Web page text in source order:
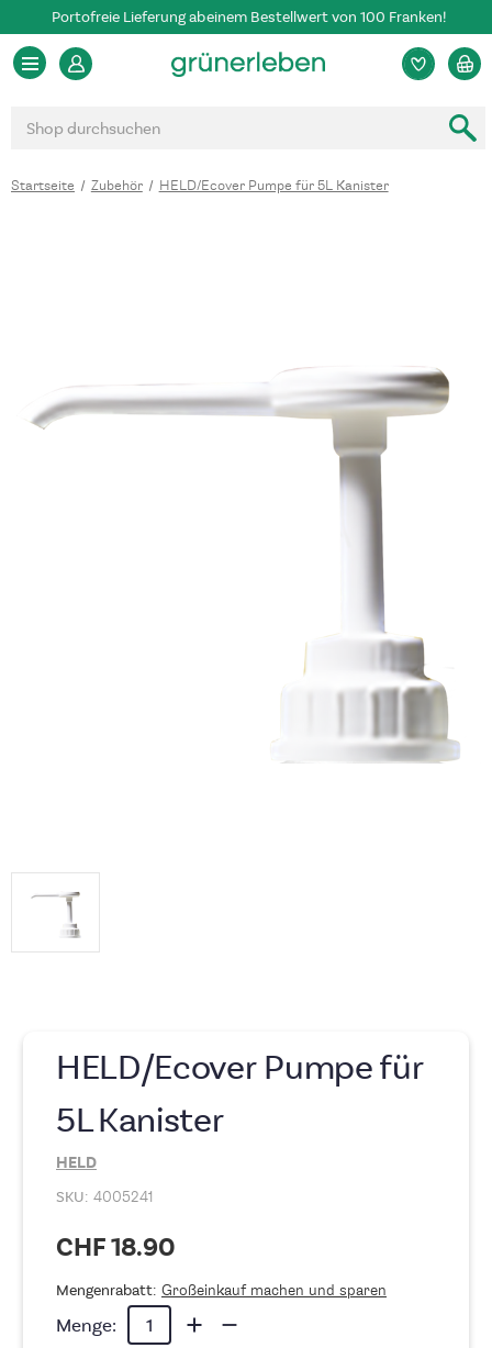
Portofreie Lieferung ab einem Bestellwert von 100 Franken!
Suchen
Startseite Zubehör HELD/Ecover Pumpe für 5L Kanister
HELD/Ecover Pumpe für
5L Kanister
HELD
SKU: 4005241
CHF 18.90
Mengenrabatt: Großeinkauf machen und sparen
Lagerbestand:
Menge: Menge
von
Menge